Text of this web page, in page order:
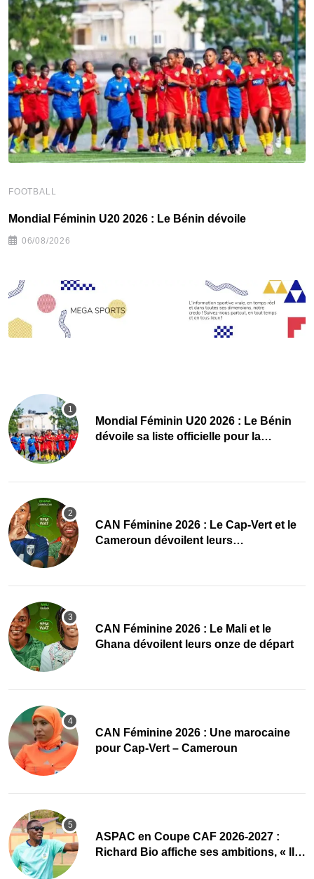
FOOTBALL
Mondial Féminin U20 2026 : Le Bénin dévoile
06/08/2026
Mondial Féminin U20 2026 : Le Bénin
dévoile sa liste officielle pour la
CAN Féminine 2026 : Le Cap-Vert et le
Cameroun dévoilent leurs
‎CAN Féminine 2026 : Le Mali et le
Ghana dévoilent leurs onze de départ
‎CAN Féminine 2026 : Une marocaine
pour Cap-Vert – Cameroun
ASPAC en Coupe CAF 2026-2027 :
Richard Bio affiche ses ambitions, « Il